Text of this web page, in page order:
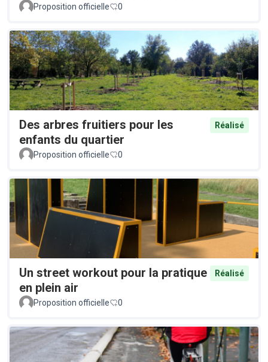
Proposition officielle 0
Des arbres fruitiers pour les
enfants du quartier
Réalisé
Proposition officielle 0
Un street workout pour la pratique
en plein air
Réalisé
Proposition officielle 0